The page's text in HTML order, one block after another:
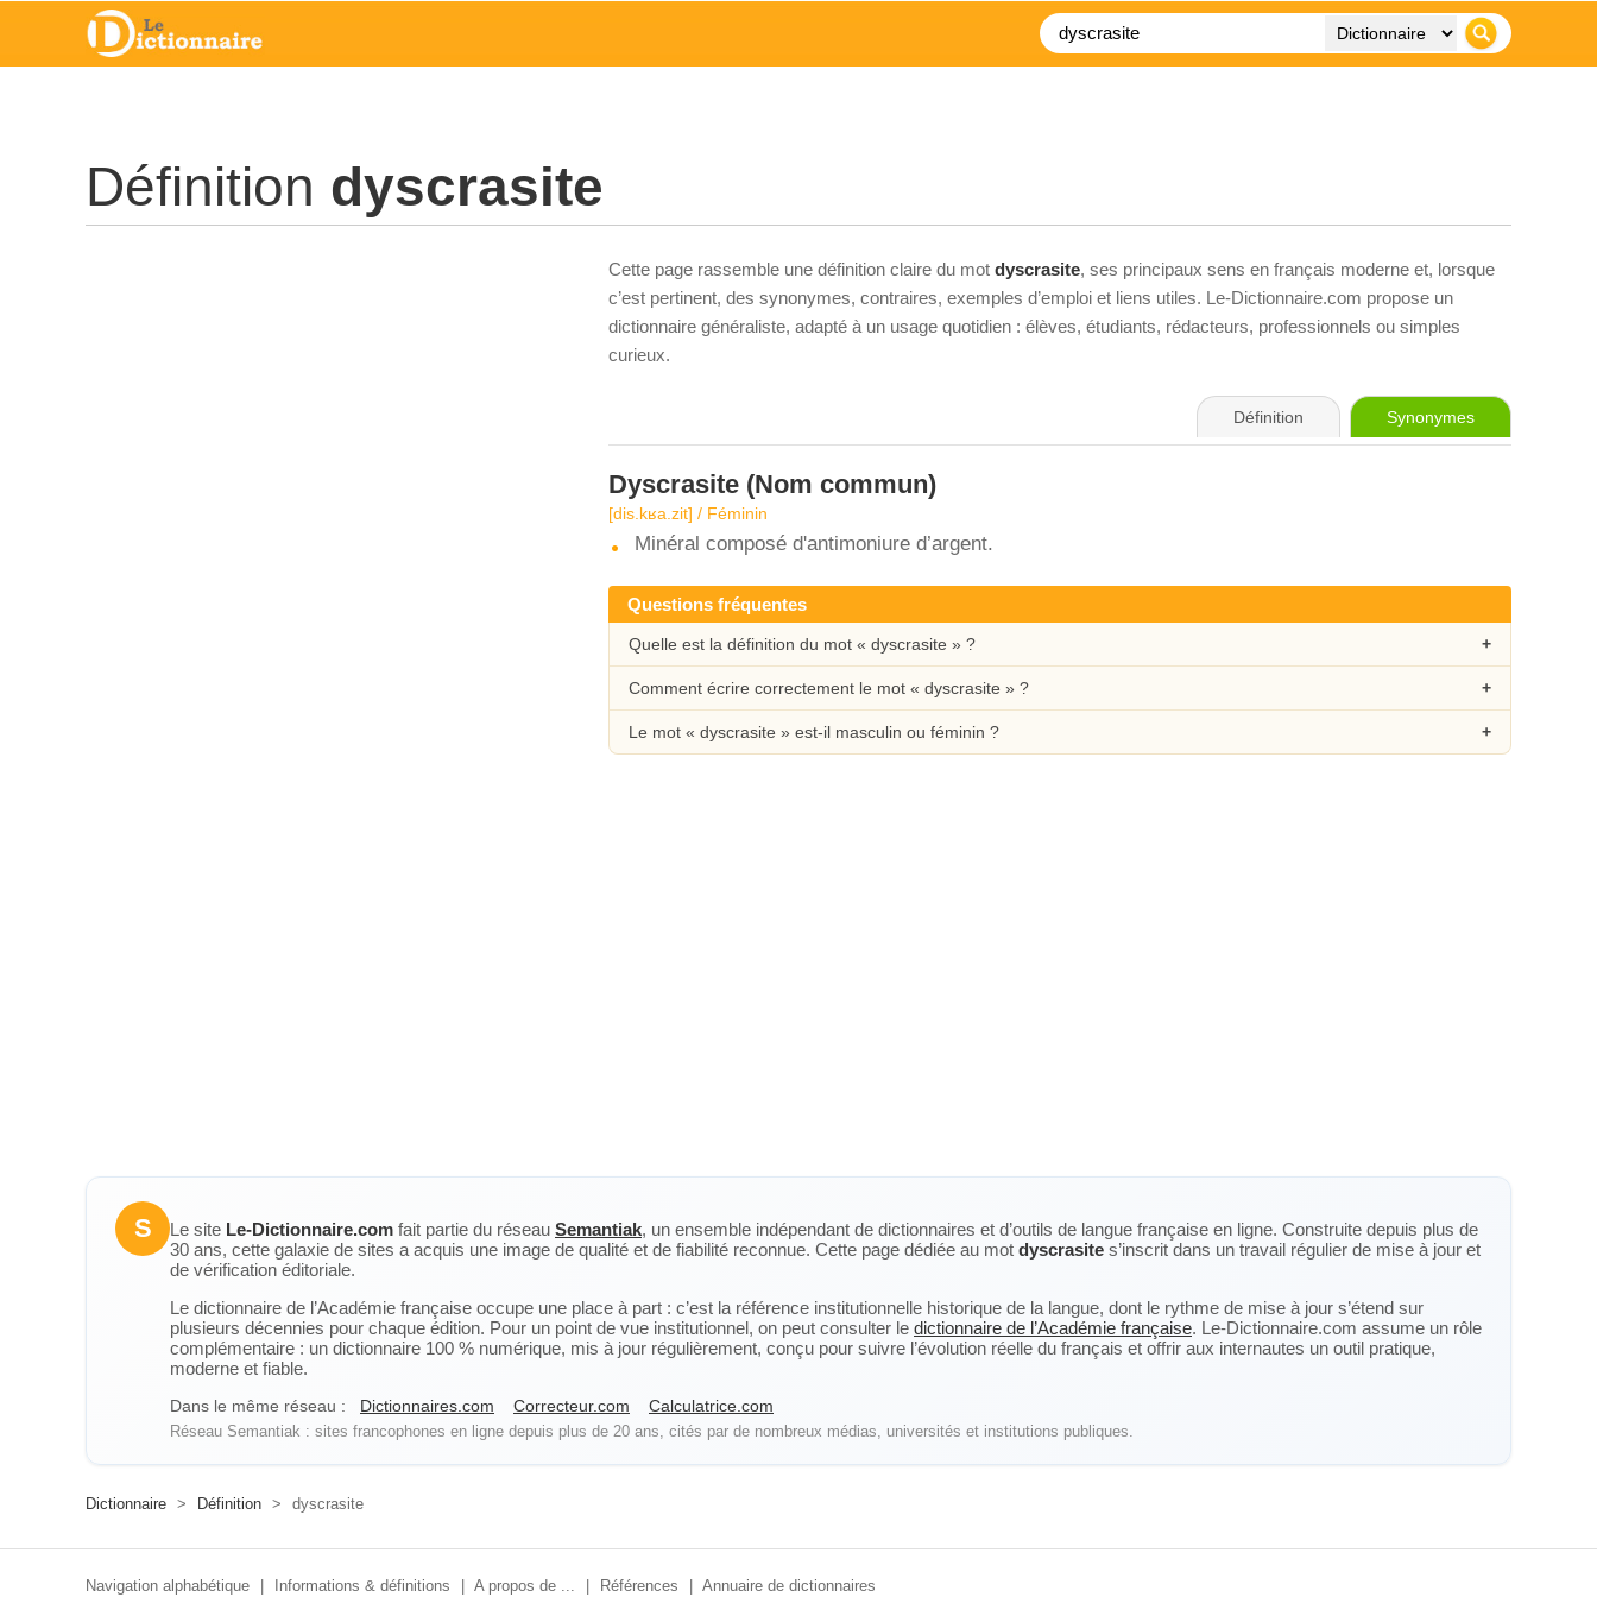
Définition dyscrasite
Cette page rassemble une définition claire du mot dyscrasite, ses principaux sens en français moderne et, lorsque
c’est pertinent, des synonymes, contraires, exemples d’emploi et liens utiles. Le-Dictionnaire.com propose un
dictionnaire généraliste, adapté à un usage quotidien : élèves, étudiants, rédacteurs, professionnels ou simples
curieux.
Définition Synonymes
Dyscrasite (Nom commun)
[dis.kʁa.zit] / Féminin
Minéral composé d'antimoniure d’argent.
Questions fréquentes
Quelle est la définition du mot « dyscrasite » ?
Comment écrire correctement le mot « dyscrasite » ?
Le mot « dyscrasite » est-il masculin ou féminin ?
S Le site Le-Dictionnaire.com fait partie du réseau Semantiak, un ensemble indépendant de dictionnaires et d’outils de langue française en ligne. Construite depuis plus de
30 ans, cette galaxie de sites a acquis une image de qualité et de fiabilité reconnue. Cette page dédiée au mot dyscrasite s’inscrit dans un travail régulier de mise à jour et
de vérification éditoriale.
Le dictionnaire de l’Académie française occupe une place à part : c’est la référence institutionnelle historique de la langue, dont le rythme de mise à jour s’étend sur
plusieurs décennies pour chaque édition. Pour un point de vue institutionnel, on peut consulter le dictionnaire de l’Académie française. Le-Dictionnaire.com assume un rôle
complémentaire : un dictionnaire 100 % numérique, mis à jour régulièrement, conçu pour suivre l’évolution réelle du français et offrir aux internautes un outil pratique,
moderne et fiable.
Dans le même réseau : Dictionnaires.com Correcteur.com Calculatrice.com
Réseau Semantiak : sites francophones en ligne depuis plus de 20 ans, cités par de nombreux médias, universités et institutions publiques.
Dictionnaire > Définition > dyscrasite
Navigation alphabétique Informations & définitions A propos de ... Références Annuaire de dictionnaires